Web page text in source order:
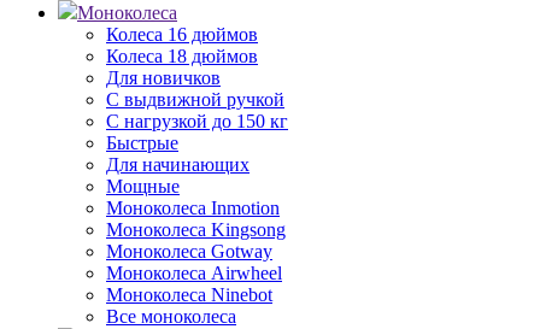
Моноколеса
Колеса 16 дюймов
Колеса 18 дюймов
Для новичков
С выдвижной ручкой
С нагрузкой до 150 кг
Быстрые
Для начинающих
Мощные
Моноколеса Inmotion
Моноколеса Kingsong
Моноколеса Gotway
Моноколеса Airwheel
Моноколеса Ninebot
Все моноколеса